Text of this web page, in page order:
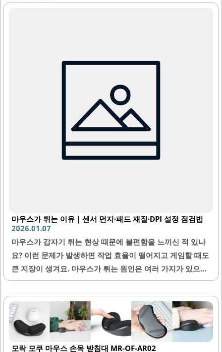
마우스가 튀는 이유｜센서 먼지·패드 재질·DPI 설정 점검법
2026.01.07
마우스가 갑자기 튀는 현상 때문에 불편함을 느끼신 적 있나
요? 이런 문제가 발생하면 작업 효율이 떨어지고 게임할 때도
큰 지장이 생겨요. 마우스가 튀는 원인은 여러 가지가 있으니,
센서에 먼지가 끼거나 패드 재질 문제, 그리고 DPI 설정과 같
은 요소를 하나씩 체크해 보시는 게 좋아요. 이번 글에서는 마
우스가 튀는 이유를 구체적으로 알려드리고, 간단한 점검법
까지 소개해 드릴게요.1. 마우스 센서와 먼지 문제마우스가
튀는 가장 흔한 원인 중 하나는 센서에 먼지가 끼는 경우예요.
특히 광학 마우스는 바닥에 있는 작은 먼지들이 센서에 들어
모락 모쿠 마우스 손목 받침대 MR-OF-AR02